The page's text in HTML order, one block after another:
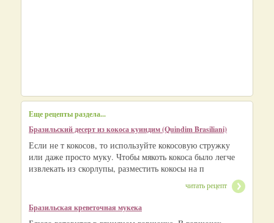
Еще рецепты раздела...
Бразильский десерт из кокоса куиндим (Quindim Brasiliani)
Если не т кокосов, то используйте кокосовую стружку
или даже просто муку. Чтобы мякоть кокоса было легче
извлекать из скорлупы, разместить кокосы на п
читать рецепт
Бразильская креветочная мукека